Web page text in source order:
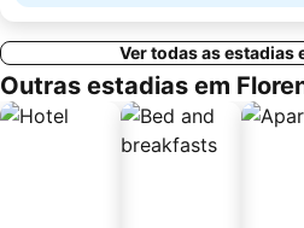
Ver todas as estadias
Outras estadias em